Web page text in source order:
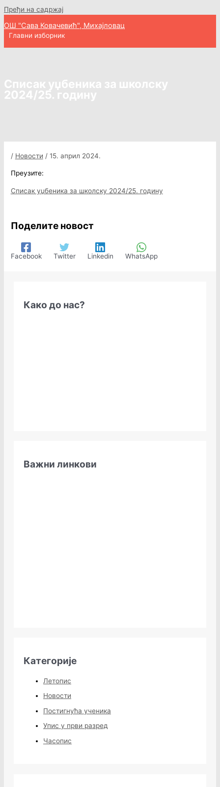
Пређи на садржај
ОШ "Сава Ковачевић", Михајловац
Главни изборник
Списак уџбеника за школску
2024/25. годину
/ Новости / 15. април 2024.
Преузите:
Списак уџбеника за школску 2024/25. годину
Поделите новост
Facebook Twitter Linkedin WhatsApp
Како до нас?
Важни линкови
Категорије
Летопис
Новости
Постигнућа ученика
Упис у први разред
Часопис